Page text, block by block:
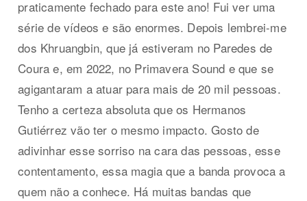
praticamente fechado para este ano! Fui ver uma
série de vídeos e são enormes. Depois lembrei-me
dos Khruangbin, que já estiveram no Paredes de
Coura e, em 2022, no Primavera Sound e que se
agigantaram a atuar para mais de 20 mil pessoas.
Tenho a certeza absoluta que os Hermanos
Gutiérrez vão ter o mesmo impacto. Gosto de
adivinhar esse sorriso na cara das pessoas, esse
contentamento, essa magia que a banda provoca a
quem não a conhece. Há muitas bandas que